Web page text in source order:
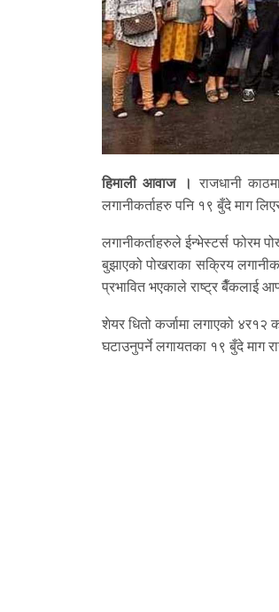
हिमाली आवाज । राजधानी
लगानीकर्ताहरु पनि १९ बुँदे माग
लगानीकर्ताहरुले ईन्भेस्टर्स फोरम
बुझाएको पोखराका सक्रिय
प्रभावित भएकाले राष्ट्र बैँकलाई
शेयर धितो कर्जामा लगाएको ४र१२
घटाउनुपर्ने लगायतका १९ बुँदे माग